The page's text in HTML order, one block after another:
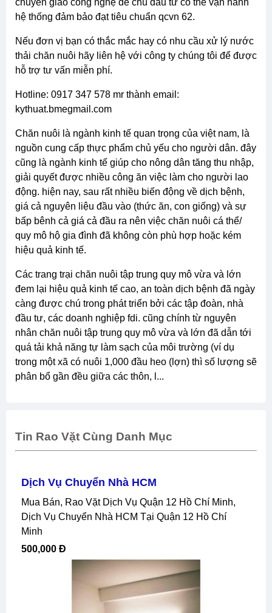
chuyển giao công nghệ để chủ đầu tư có thể vận hành
hệ thống đảm bảo đạt tiêu chuẩn qcvn 62.
nếu đơn vị bạn có thắc mắc hay có nhu cầu xử lý nước
thải chăn nuôi hãy liên hệ với công ty chúng tôi để được
hỗ trợ tư vấn miễn phí.
hotline: 0917 347 578 mr thành email:
kythuat.bmegmail.com
chăn nuôi là ngành kinh tế quan trọng của việt nam, là
nguồn cung cấp thực phẩm chủ yếu cho người dân. đây
cũng là ngành kinh tế giúp cho nông dân tăng thu nhập,
giải quyết được nhiều công ăn việc làm cho người lao
động. hiện nay, sau rất nhiều biến động về dịch bệnh,
giá cả nguyên liệu đầu vào (thức ăn, con giống) và sự
bấp bênh cả giá cả đầu ra nên việc chăn nuôi cá thể/
quy mô hộ gia đình đã không còn phù hợp hoặc kém
hiệu quả kinh tế.
các trang trại chăn nuôi tập trung quy mô vừa và lớn
đem lại hiệu quả kinh tế cao, an toàn dịch bệnh đã ngày
càng được chú trong phát triển bởi các tập đoàn, nhà
đầu tư, các doanh nghiệp fdi. cũng chính từ nguyên
nhân chăn nuôi tập trung quy mô vừa và lớn đã dẫn tới
quá tải khả năng tự làm sạch của môi trường (ví dụ
trong một xã có nuôi 1,000 đầu heo (lợn) thì số lượng sẽ
phân bổ gần đều giữa các thôn, l...
Tin Rao Vặt Cùng Danh Mục
Dịch Vụ Chuyển Nhà HCM
Mua Bán, Rao Vặt Dịch Vụ Quận 12 Hồ Chí Minh,
Dịch Vụ Chuyển Nhà HCM Tại Quận 12 Hồ Chí
Minh
500,000 Đ